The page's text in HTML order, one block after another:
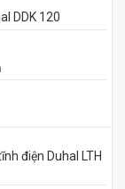
DDK 120
điện Duhal LTH